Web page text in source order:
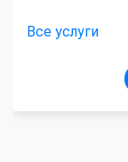
Все услуги